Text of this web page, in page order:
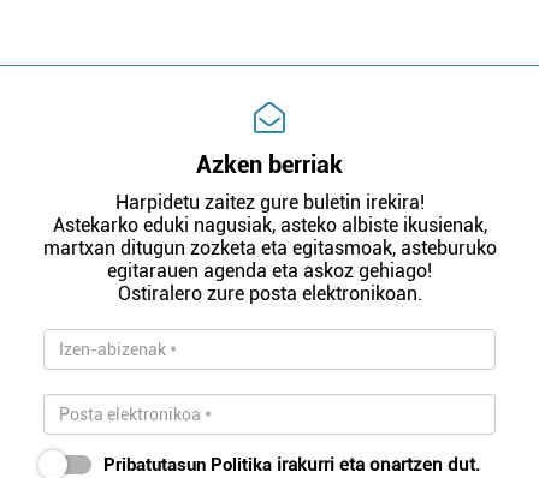
Azken berriak
Harpidetu zaitez gure buletin irekira!
Astekarko eduki nagusiak, asteko albiste ikusienak,
martxan ditugun zozketa eta egitasmoak, asteburuko
egitarauen agenda eta askoz gehiago!
Ostiralero zure posta elektronikoan.
Pribatutasun Politika irakurri eta onartzen dut.